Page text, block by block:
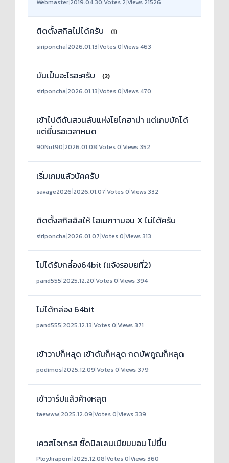
Webmaster 2019.04.30 Votes 2 Views 21526
ติดตั้งสกิลไม่ได้ครับ
(1)
siriponcha|2026.01.13|Votes 0|Views 463
มันเป็นอะไรอะครับ
(2)
siriponcha|2026.01.13|Votes 0|Views 470
เข้าไปตีดันสวนลับแห่งโยโกฮาม่า แต่เกมบัคได้
แต่ยื่นรอเวลาหมด
90Nut90|2026.01.08|Votes 0|Views 352
เริ่มเกมแล้วบัคครับ
savage2026|2026.01.07|Votes 0|Views 332
ติดตั้งสกิลฮิลให้ โอเมกาามอน X ไม่ได้ครับ
siriponcha|2026.01.07|Votes 0|Views 313
ไม่ได้รับกล่้อง64bit (แจ้งรอบยที่2)
pand555|2025.12.20|Votes 0|Views 394
ไม่ได้กล่อง 64bit
pand555|2025.12.13|Votes 0|Views 371
เข้าวาปก็หลุด เข้าดันก็หลุด กดบัพคูณก็หลุด
podimos|2025.12.09|Votes 0|Views 379
เข้าวาร์ปแล้วค้างหลุด
taewww|2025.12.09|Votes 0|Views 339
เควสโจเกรส ซี๊ดมิลเลนเนียมมอน ไม่ขึ้น
PloyJiraporn|2025.12.08|Votes 0|Views 360